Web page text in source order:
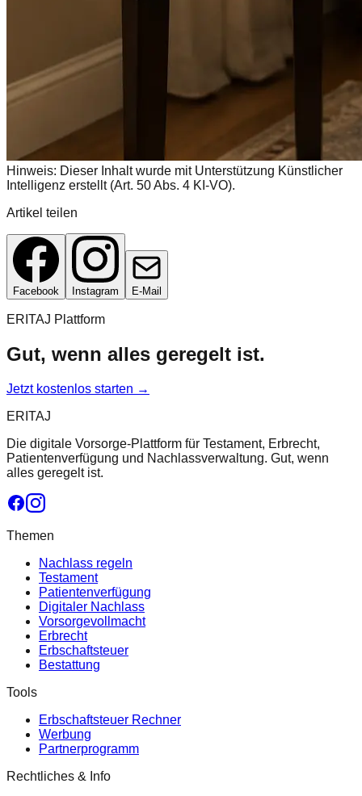
Hinweis: Dieser Inhalt wurde mit Unterstützung Künstlicher
Intelligenz erstellt (Art. 50 Abs. 4 KI-VO).
Artikel teilen
Facebook Instagram E-Mail
ERITAJ Plattform
Gut, wenn alles geregelt ist.
Jetzt kostenlos starten →
ERITAJ
Die digitale Vorsorge-Plattform für Testament, Erbrecht,
Patientenverfügung und Nachlassverwaltung. Gut, wenn
alles geregelt ist.
Themen
Nachlass regeln
Testament
Patientenverfügung
Digitaler Nachlass
Vorsorgevollmacht
Erbrecht
Erbschaftsteuer
Bestattung
Tools
Erbschaftsteuer Rechner
Werbung
Partnerprogramm
Rechtliches & Info